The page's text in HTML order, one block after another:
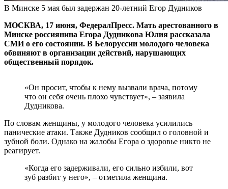
В Минске 5 мая был задержан 20-летний Егор Дудников
МОСКВА, 17 июня, ФедералПресс. Мать арестованного в
Минске россиянина Егора Дудникова Юлия рассказала
СМИ о его состоянии. В Белоруссии молодого человека
обвиняют в организации действий, нарушающих
общественный порядок.
«Он просит, чтобы к нему вызвали врача, потому
что он себя очень плохо чувствует», – заявила
Дудникова.
По словам женщины, у молодого человека усилились
панические атаки. Также Дудников сообщил о головной и
зубной боли. Однако на жалобы Егора о здоровье никто не
реагирует.
«Когда его задерживали, его сильно избили, вот
зуб разбит у него», – отметила женщина.